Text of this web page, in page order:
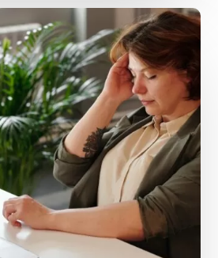
Nauczyciele
pracują
najciężej